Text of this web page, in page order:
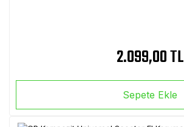
2.099,00 TL
Sepete Ekle